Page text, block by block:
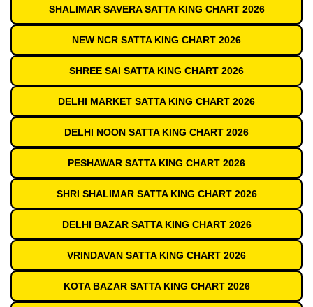
SHALIMAR SAVERA SATTA KING CHART 2026
NEW NCR SATTA KING CHART 2026
SHREE SAI SATTA KING CHART 2026
DELHI MARKET SATTA KING CHART 2026
DELHI NOON SATTA KING CHART 2026
PESHAWAR SATTA KING CHART 2026
SHRI SHALIMAR SATTA KING CHART 2026
DELHI BAZAR SATTA KING CHART 2026
VRINDAVAN SATTA KING CHART 2026
KOTA BAZAR SATTA KING CHART 2026